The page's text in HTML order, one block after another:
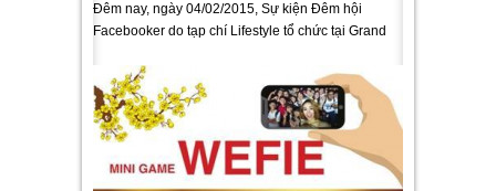
Đêm nay, ngày 04/02/2015, Sự kiện Đêm hội
Facebooker do tạp chí Lifestyle tổ chức tại Grand